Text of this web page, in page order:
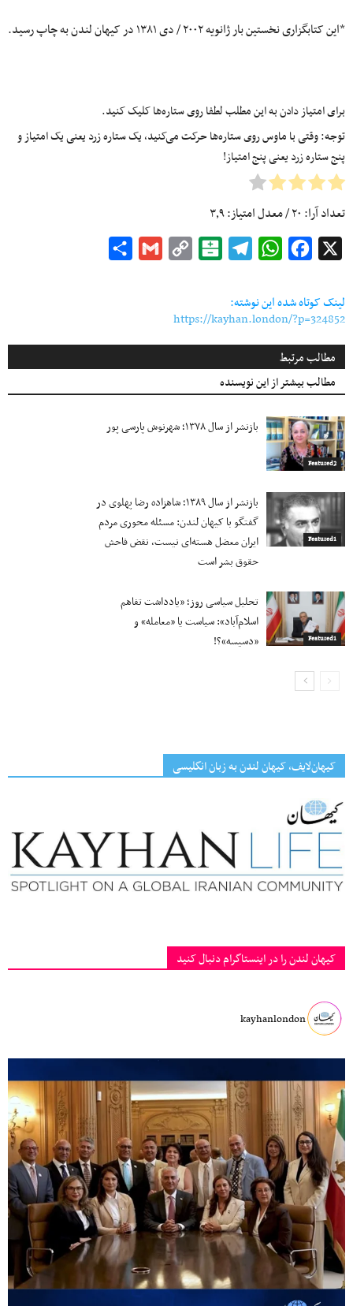
*این کتابگزاری نخستین بار ژانویه ۲۰۰۲ / دی ۱۳۸۱ در کیهان لندن به چاپ رسید.
برای امتیاز دادن به این مطلب لطفا روی ستاره‌ها کلیک کنید.
توجه: وقتی با ماوس روی ستاره‌ها حرکت می‌کنید، یک ستاره زرد یعنی یک امتیاز و
پنج ستاره زرد یعنی پنج امتیاز!
تعداد آرا: ۲۰/ معدل امتیاز:۳٫۹
Facebook
WhatsApp
Telegram
Balatarin
Copy
Gmail
لینک کوتاه شده این نوشته:
https://kayhan.london/?p=324852
مطالب مرتبط
مطالب بیشتر از این نویسنده
Featured2
بازنشر از سال ۱۳۷۸؛ شهرنوش پارسی پور
Featured1
بازنشر از سال ۱۳۸۹؛ شاهزاده رضا پهلوی در
گفتگو با کیهان لندن: مسئله محوری مردم
ایران معضل هسته‌ای نیست، نقض فاحش
حقوق بشر است
Featured1
تحلیل سیاسی روز؛ «یادداشت تفاهم
اسلام‌آباد»: سیاست یا «معامله» و
«دسیسه»؟!
کیهان‌لایف، کیهان لندن به زبان انگلیسی
کیهان لندن را در اینستاگرام دنبال کنید
kayhanlondon